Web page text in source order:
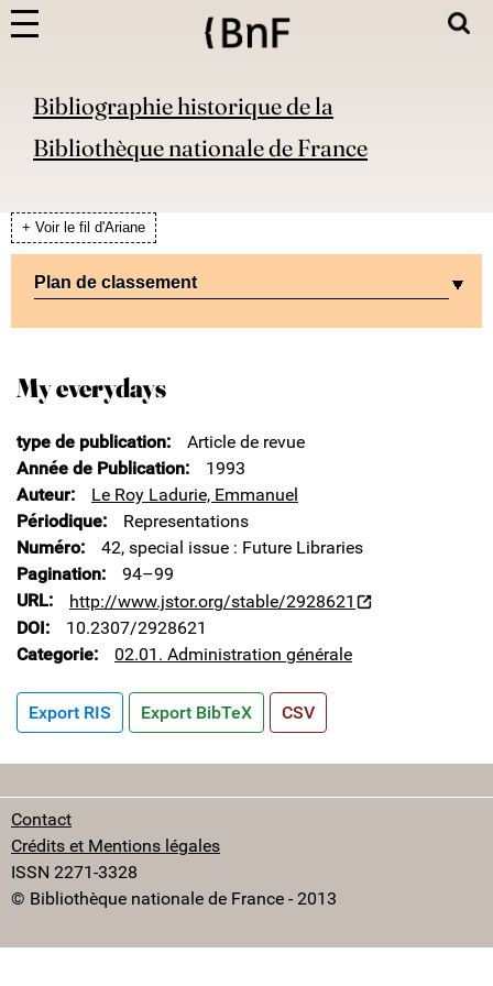
Bibliographie historique de la
Bibliothèque nationale de France
+ Voir le fil d'Ariane
Plan de classement
My everydays
type de publication
Article de revue
Année de Publication
1993
Auteur
Le Roy Ladurie, Emmanuel
Périodique
Representations
Numéro
42, special issue : Future Libraries
Pagination
94–99
URL
http://www.jstor.org/stable/2928621
DOI
10.2307/2928621
Categorie
02.01. Administration générale
Export RIS Export BibTeX CSV
Contact
Crédits et Mentions légales
ISSN 2271-3328
© Bibliothèque nationale de France - 2013